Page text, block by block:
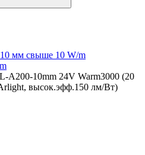
мм свыше 10 W/m
A200-10mm 24V Warm3000 (20
высок.эфф.150 лм/Вт)